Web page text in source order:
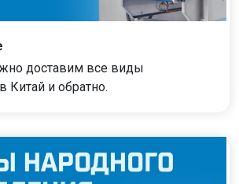
доставим все виды
Китай и обратно.